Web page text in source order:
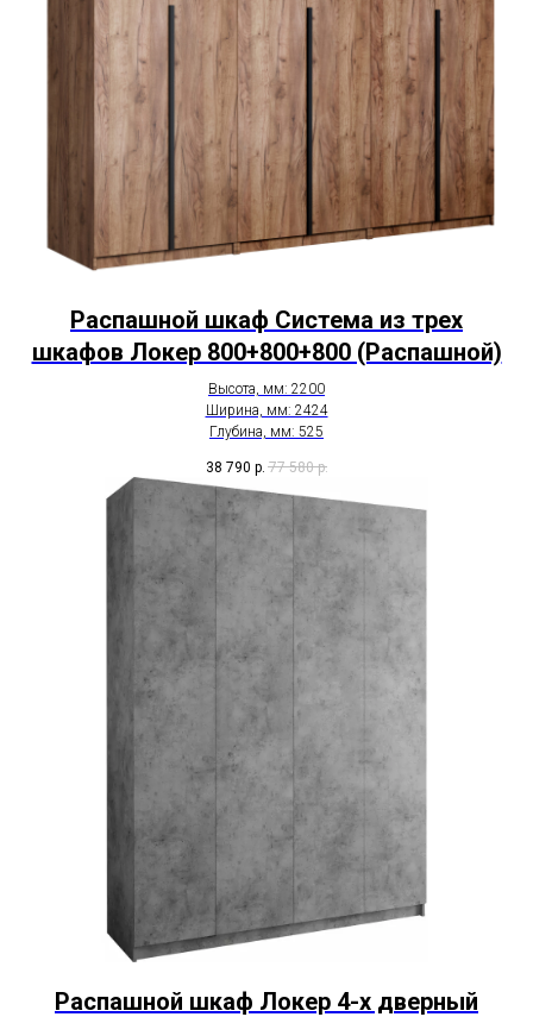
Распашной шкаф Система из трех
шкафов Локер 800+800+800 (Распашной)
Высота, мм: 2200
Ширина, мм: 2424
Глубина, мм: 525
38 790 р. 77 580 р.
Распашной шкаф Локер 4-х дверный